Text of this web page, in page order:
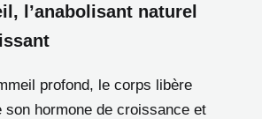
l’anabolisant naturel
profond, le corps libère
son hormone de croissance et